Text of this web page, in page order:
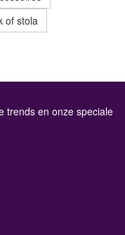
of stola
trends en onze speciale